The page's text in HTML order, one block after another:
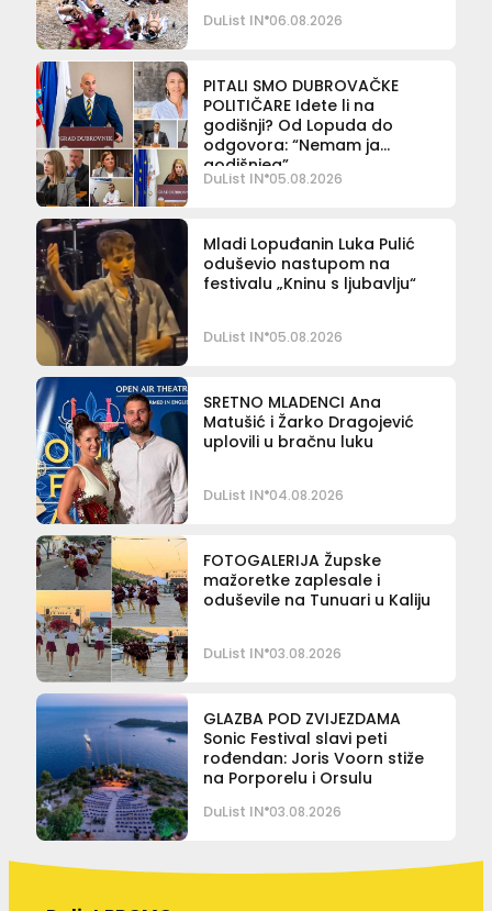
DuList IN 06.08.2026
PITALI SMO DUBROVAČKE
POLITIČARE Idete li na
godišnji? Od Lopuda do
odgovora: “Nemam ja
godišnjeg”
DuList IN 05.08.2026
Mladi Lopuđanin Luka Pulić
oduševio nastupom na
festivalu „Kninu s ljubavlju“
DuList IN 05.08.2026
SRETNO MLADENCI Ana
Matušić i Žarko Dragojević
uplovili u bračnu luku
DuList IN 04.08.2026
FOTOGALERIJA Župske
mažoretke zaplesale i
oduševile na Tunuari u Kaliju
DuList IN 03.08.2026
GLAZBA POD ZVIJEZDAMA
Sonic Festival slavi peti
rođendan: Joris Voorn stiže
na Porporelu i Orsulu
DuList IN 03.08.2026